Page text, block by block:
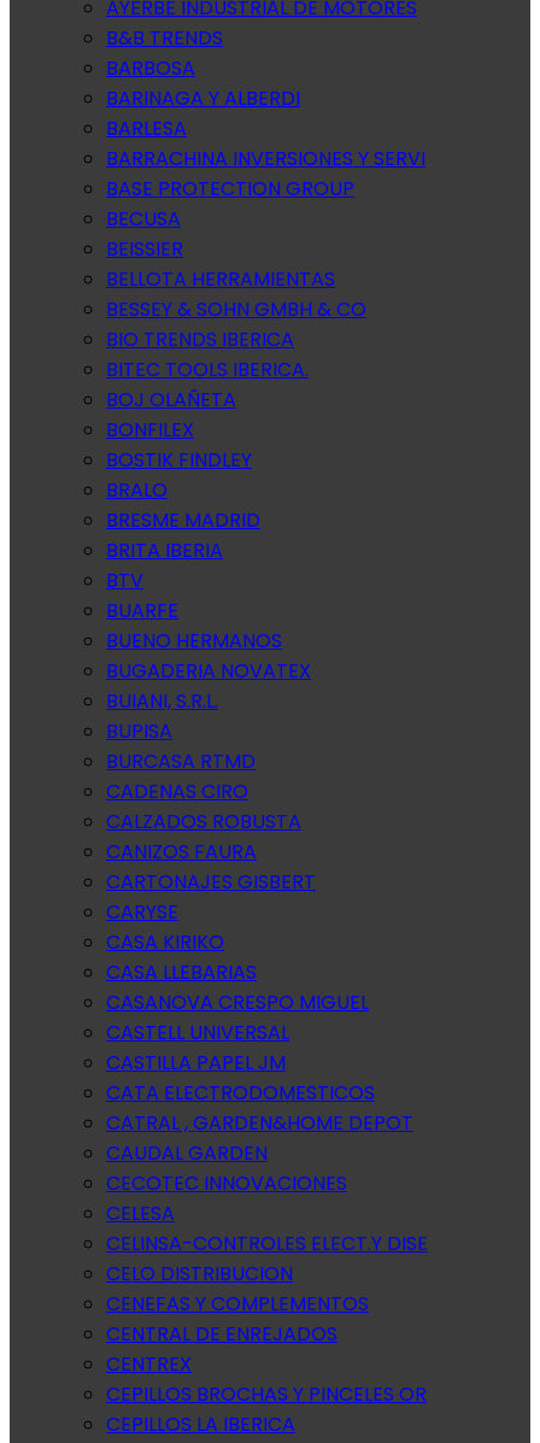
AYERBE INDUSTRIAL DE MOTORES
B&B TRENDS
BARBOSA
BARINAGA Y ALBERDI
BARLESA
BARRACHINA INVERSIONES Y SERVI
BASE PROTECTION GROUP
BECUSA
BEISSIER
BELLOTA HERRAMIENTAS
BESSEY & SOHN GMBH & CO
BIO TRENDS IBERICA
BITEC TOOLS IBERICA.
BOJ OLAÑETA
BONFILEX
BOSTIK FINDLEY
BRALO
BRESME MADRID
BRITA IBERIA
BTV
BUARFE
BUENO HERMANOS
BUGADERIA NOVATEX
BUIANI, S.R.L.
BUPISA
BURCASA RTMD
CADENAS CIRO
CALZADOS ROBUSTA
CANIZOS FAURA
CARTONAJES GISBERT
CARYSE
CASA KIRIKO
CASA LLEBARIAS
CASANOVA CRESPO MIGUEL
CASTELL UNIVERSAL
CASTILLA PAPEL JM
CATA ELECTRODOMESTICOS
CATRAL , GARDEN&HOME DEPOT
CAUDAL GARDEN
CECOTEC INNOVACIONES
CELESA
CELINSA-CONTROLES ELECT.Y DISE
CELO DISTRIBUCION
CENEFAS Y COMPLEMENTOS
CENTRAL DE ENREJADOS
CENTREX
CEPILLOS BROCHAS Y PINCELES OR
CEPILLOS LA IBERICA